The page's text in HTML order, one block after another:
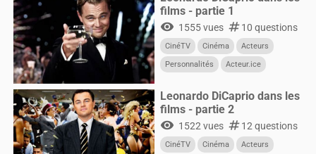
films - partie 1
visibility 1555 vues numbers10 questions
CinéTV Cinéma
Acteurs
Personnalités
Acteur.ice
Leonardo DiCaprio dans les
films - partie 2
visibility 1522 vues numbers12 questions
CinéTV Cinéma Acteurs